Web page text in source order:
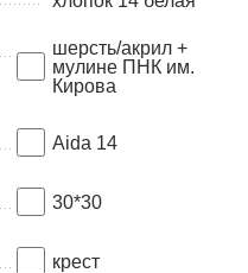
шерсть/акрил +
мулине ПНК им.
Кирова
Aida 14
30*30
крест